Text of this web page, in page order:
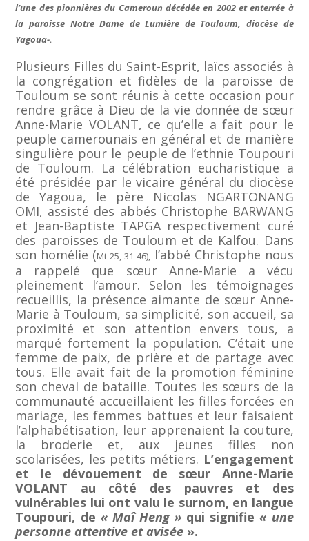
l’une des pionnières du Cameroun décédée en 2002 et enterrée à
la paroisse Notre Dame de Lumière de Touloum, diocèse de
Yagoua-.
Plusieurs Filles du Saint-Esprit, laïcs associés à
la congrégation et fidèles de la paroisse de
Touloum se sont réunis à cette occasion pour
rendre grâce à Dieu de la vie donnée de sœur
Anne-Marie VOLANT, ce qu’elle a fait pour le
peuple camerounais en général et de manière
singulière pour le peuple de l’ethnie Toupouri
de Touloum. La célébration eucharistique a
été présidée par le vicaire général du diocèse
de Yagoua, le père Nicolas NGARTONANG
OMI, assisté des abbés Christophe BARWANG
et Jean-Baptiste TAPGA respectivement curé
des paroisses de Touloum et de Kalfou. Dans
son homélie (Mt 25, 31-46),l’abbé Christophe nous
a rappelé que sœur Anne-Marie a vécu
pleinement l’amour. Selon les témoignages
recueillis, la présence aimante de sœur Anne-
Marie à Touloum, sa simplicité, son accueil, sa
proximité et son attention envers tous, a
marqué fortement la population. C’était une
femme de paix, de prière et de partage avec
tous. Elle avait fait de la promotion féminine
son cheval de bataille. Toutes les sœurs de la
communauté accueillaient les filles forcées en
mariage, les femmes battues et leur faisaient
l’alphabétisation, leur apprenaient la couture,
la broderie et, aux jeunes filles non
scolarisées, les petits métiers. L’engagement
et le dévouement de sœur Anne-Marie
VOLANT au côté des pauvres et des
vulnérables lui ont valu le surnom, en langue
Toupouri, de « Maî Heng » qui signifie« une
personne attentive et avisée ».